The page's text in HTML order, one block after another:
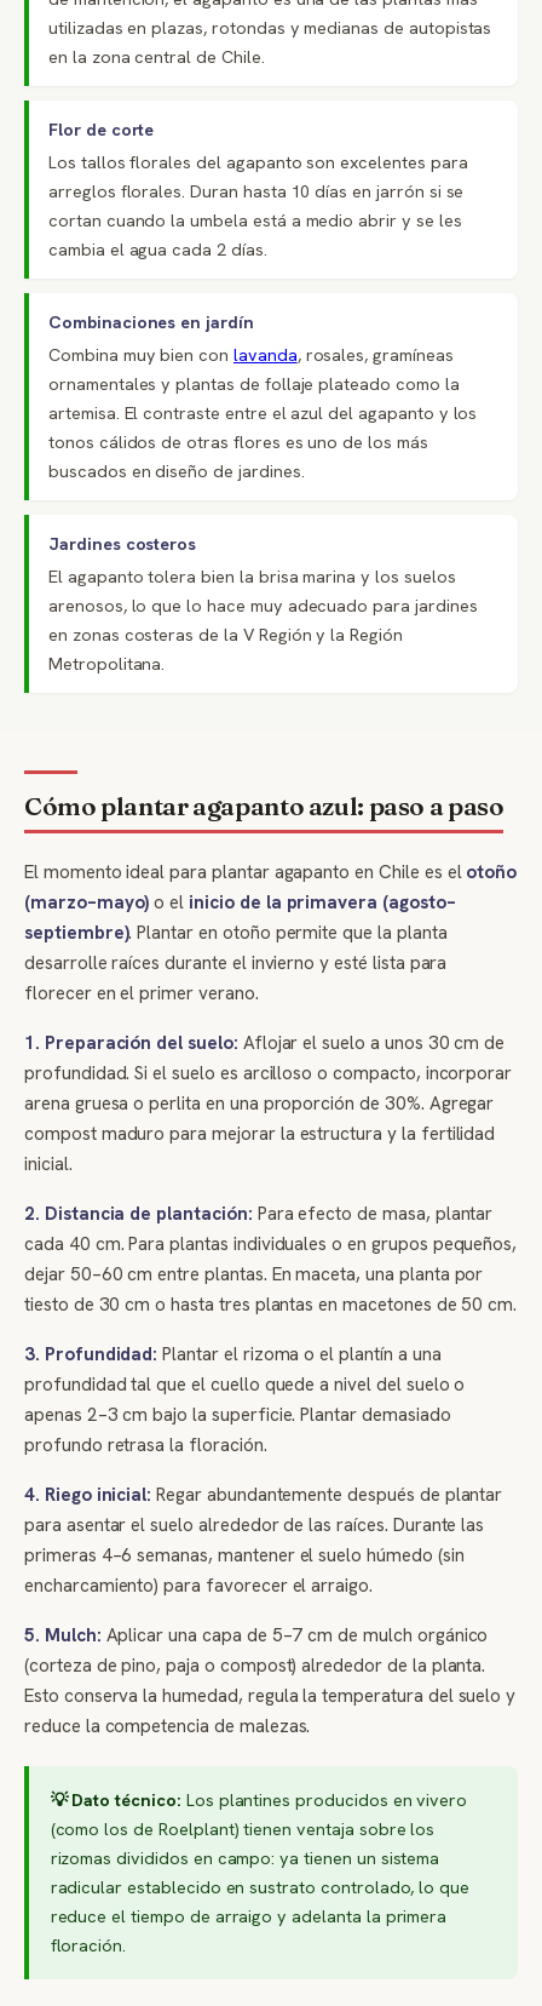
utilizadas en plazas, rotondas y medianas de autopistas
en la zona central de Chile.
Flor de corte
Los tallos florales del agapanto son excelentes para
arreglos florales. Duran hasta 10 días en jarrón si se
cortan cuando la umbela está a medio abrir y se les
cambia el agua cada 2 días.
Combinaciones en jardín
Combina muy bien con lavanda, rosales, gramíneas
ornamentales y plantas de follaje plateado como la
artemisa. El contraste entre el azul del agapanto y los
tonos cálidos de otras flores es uno de los más
buscados en diseño de jardines.
Jardines costeros
El agapanto tolera bien la brisa marina y los suelos
arenosos, lo que lo hace muy adecuado para jardines
en zonas costeras de la V Región y la Región
Metropolitana.
Cómo plantar agapanto azul: paso a paso
El momento ideal para plantar agapanto en Chile es el otoño
(marzo–mayo) o el inicio de la primavera (agosto–
septiembre). Plantar en otoño permite que la planta
desarrolle raíces durante el invierno y esté lista para
florecer en el primer verano.
1. Preparación del suelo: Aflojar el suelo a unos 30 cm de
profundidad. Si el suelo es arcilloso o compacto, incorporar
arena gruesa o perlita en una proporción de 30%. Agregar
compost maduro para mejorar la estructura y la fertilidad
inicial.
2. Distancia de plantación: Para efecto de masa, plantar
cada 40 cm. Para plantas individuales o en grupos pequeños,
dejar 50–60 cm entre plantas. En maceta, una planta por
tiesto de 30 cm o hasta tres plantas en macetones de 50 cm.
3. Profundidad: Plantar el rizoma o el plantín a una
profundidad tal que el cuello quede a nivel del suelo o
apenas 2–3 cm bajo la superficie. Plantar demasiado
profundo retrasa la floración.
4. Riego inicial: Regar abundantemente después de plantar
para asentar el suelo alrededor de las raíces. Durante las
primeras 4–6 semanas, mantener el suelo húmedo (sin
encharcamiento) para favorecer el arraigo.
5. Mulch: Aplicar una capa de 5–7 cm de mulch orgánico
(corteza de pino, paja o compost) alrededor de la planta.
Esto conserva la humedad, regula la temperatura del suelo y
reduce la competencia de malezas.
💡 Dato técnico: Los plantines producidos en vivero
(como los de Roelplant) tienen ventaja sobre los
rizomas divididos en campo: ya tienen un sistema
radicular establecido en sustrato controlado, lo que
reduce el tiempo de arraigo y adelanta la primera
floración.